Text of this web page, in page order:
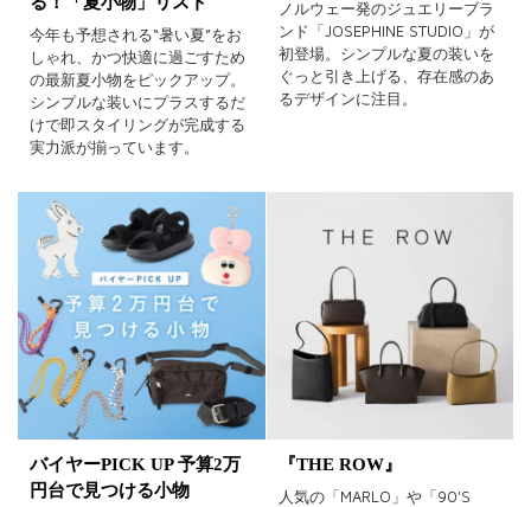
今年も予想される“暑い夏”をお
しゃれ、かつ快適に過ごすため
の最新夏小物をピックアップ。
シンプルな装いにプラスするだ
けで即スタイリングが完成する
実力派が揃っています。
ノルウェー発のジュエリーブラ
ンド「JOSEPHINE STUDIO」が
初登場。シンプルな夏の装いを
ぐっと引き上げる、存在感のあ
るデザインに注目。
バイヤーPICK UP 予算2万
円台で見つける小物
『THE ROW』
人気の「MARLO」や「90'S